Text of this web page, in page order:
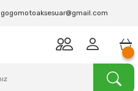
gogomotoaksesuar@gmail.com